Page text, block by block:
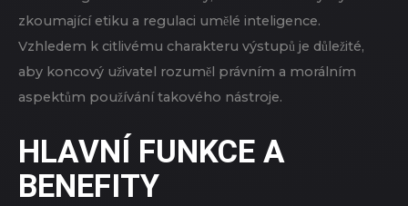
zkoumající etiku a regulaci umělé inteligence.
Vzhledem k citlivému charakteru výstupů je důležité,
aby koncový uživatel rozuměl právním a morálním
aspektům používání takového nástroje.
HLAVNÍ FUNKCE A
BENEFITY